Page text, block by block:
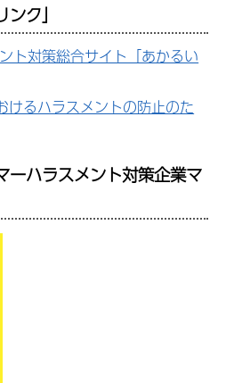
ク」
ト対策総合サイト「あかるい
けるハラスメントの防止のた
ーハラスメント対策企業マ